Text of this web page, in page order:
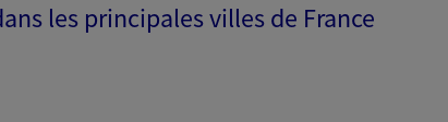
les principales villes de France